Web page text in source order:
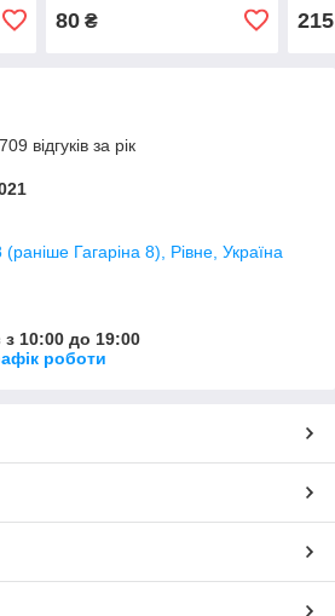
80₴ 215
відгуків за рік
Гагаріна 8), Рівне, Україна
10:00 до 19:00
роботи